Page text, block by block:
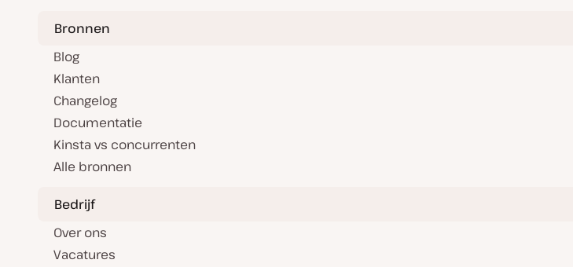
Bronnen
Blog
Klanten
Changelog
Documentatie
Kinsta vs concurrenten
Alle bronnen
Bedrijf
Over ons
Vacatures